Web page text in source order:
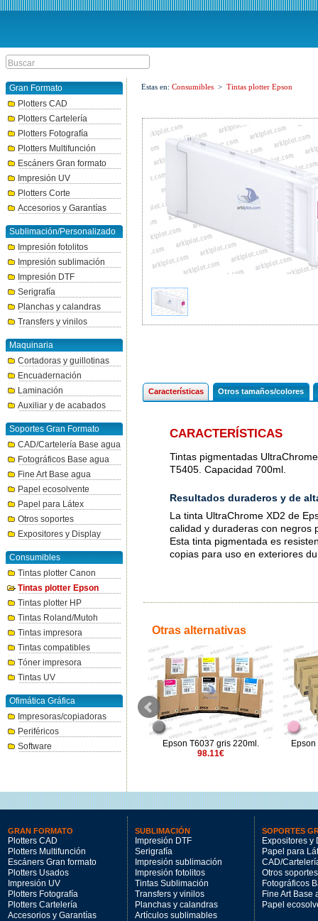
Gran Formato
Plotters CAD
Plotters Cartelería
Plotters Fotografía
Plotters Multifunción
Escáners Gran formato
Impresión UV
Plotters Corte
Accesorios y Garantías
Sublimación/Personalizado
Impresión fotolitos
Impresión sublimación
Impresión DTF
Serigrafía
Planchas y calandras
Transfers y vinilos
Maquinaria
Cortadoras y guillotinas
Encuadernación
Laminación
Auxiliar y de acabados
Soportes Gran Formato
CAD/Cartelería Base agua
Fotográficos Base agua
Fine Art Base agua
Papel ecosolvente
Papel para Látex
Otros soportes
Expositores y Display
Consumibles
Tintas plotter Canon
Tintas plotter Epson
Tintas plotter HP
Tintas Roland/Mutoh
Tintas impresora
Tintas compatibles
Tóner impresora
Tintas UV
Ofimática Gráfica
Impresoras/copiadoras
Periféricos
Software
Estas en: Consumibles > Tintas plotter Epson
Características Otros tamaños/colores
CARACTERÍSTICAS
Tintas pigmentadas
T5405. Capacidad 700ml.
Resultados duraderos y de
La tinta UltraChrome XD2 de
calidad y duraderas con negros
Esta tinta pigmentada es
copias para uso en exteriores
Otras alternativas
Epson UltraChrome RS
T45U300 magenta (2x1,5 l.)
Epson T6037 gris 220ml.
98.11€
GRAN FORMATO
Plotters CAD
Plotters Multifunción
Escáners Gran formato
Plotters Usados
Impresión UV
Plotters Fotografía
Plotters Cartelería
Accesorios y Garantías
SUBLIMACIÓN
Impresión DTF
Serigrafía
Impresión sublimación
Impresión fotolitos
Tintas Sublimación
Transfers y vinilos
Planchas y calandras
Artículos sublimables
SOPORTES
Expositores y
Papel para
CAD/
Otros soportes
Fotográficos
Fine Art Base
Papel